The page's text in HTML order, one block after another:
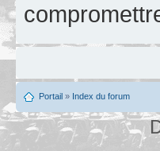
Portail » Index du forum